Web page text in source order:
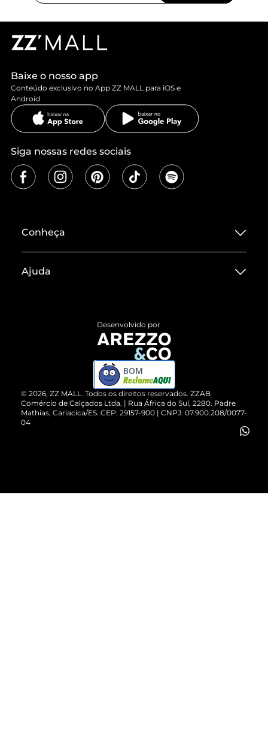
Baixe o nosso app
Conteúdo exclusivo no App ZZ MALL para iOS e
Android
Siga nossas redes sociais
Conheça
Termos de Uso
ZZ MALL é confiável
Cartão Presente
Vendas Corporativas
Ajuda
Devolução do Produto
Compre pelo WhatsApp
© 2026, ZZ MALL. Todos os direitos reservados. ZZAB
Comércio de Calçados Ltda. | Rua África do Sul, 2280. Padre
Mathias, Cariacica/ES. CEP: 29157-900 | CNPJ: 07.900.208/0077-
04
Desenvolvido por
BOM